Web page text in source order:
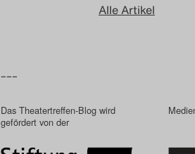
Alle Artikel
–––
Das Theatertreffen-Blog wird
gefördert von der